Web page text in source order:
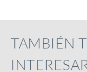
TAMBIÉN